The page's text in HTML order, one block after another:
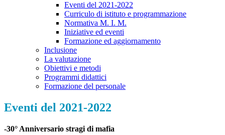
Eventi del 2021-2022
Curriculo di istituto e programmazione
Normativa M. I. M.
Iniziative ed eventi
Formazione ed aggiornamento
Inclusione
La valutazione
Obiettivi e metodi
Programmi didattici
Formazione del personale
Eventi del 2021-2022
-30° Anniversario stragi di mafia